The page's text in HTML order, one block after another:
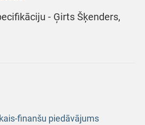
- Ģirts Šķenders,
finanšu piedāvājums